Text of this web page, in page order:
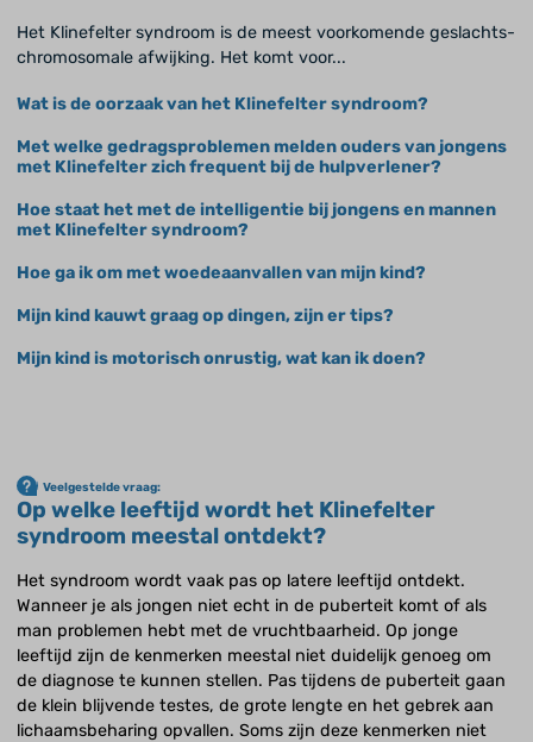
Het Klinefelter syndroom is de meest voorkomende geslachts-
chromosomale afwijking. Het komt voor...
Wat is de oorzaak van het Klinefelter syndroom?
Met welke gedragsproblemen melden ouders van jongens
met Klinefelter zich frequent bij de hulpverlener?
Hoe staat het met de intelligentie bij jongens en mannen
met Klinefelter syndroom?
Hoe ga ik om met woedeaanvallen van mijn kind?
Mijn kind kauwt graag op dingen, zijn er tips?
Mijn kind is motorisch onrustig, wat kan ik doen?
Veelgestelde vraag:
Op welke leeftijd wordt het Klinefelter
syndroom meestal ontdekt?
Het syndroom wordt vaak pas op latere leeftijd ontdekt.
Wanneer je als jongen niet echt in de puberteit komt of als
man problemen hebt met de vruchtbaarheid. Op jonge
leeftijd zijn de kenmerken meestal niet duidelijk genoeg om
de diagnose te kunnen stellen. Pas tijdens de puberteit gaan
de klein blijvende testes, de grote lengte en het gebrek aan
lichaamsbeharing opvallen. Soms zijn deze kenmerken niet